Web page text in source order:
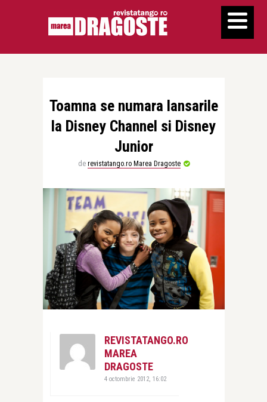
Toamna se numara lansarile
la Disney Channel si Disney
Junior
de revistatango.ro Marea Dragoste
REVISTATANGO.RO
MAREA
DRAGOSTE
4 octombrie 2012, 16:02